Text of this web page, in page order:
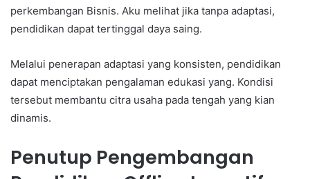
perkembangan Bisnis. Aku melihat jika tanpa adaptasi,
pendidikan dapat tertinggal daya saing.
Melalui penerapan adaptasi yang konsisten, pendidikan
dapat menciptakan pengalaman edukasi yang. Kondisi
tersebut membantu citra usaha pada tengah yang kian
dinamis.
Penutup Pengembangan